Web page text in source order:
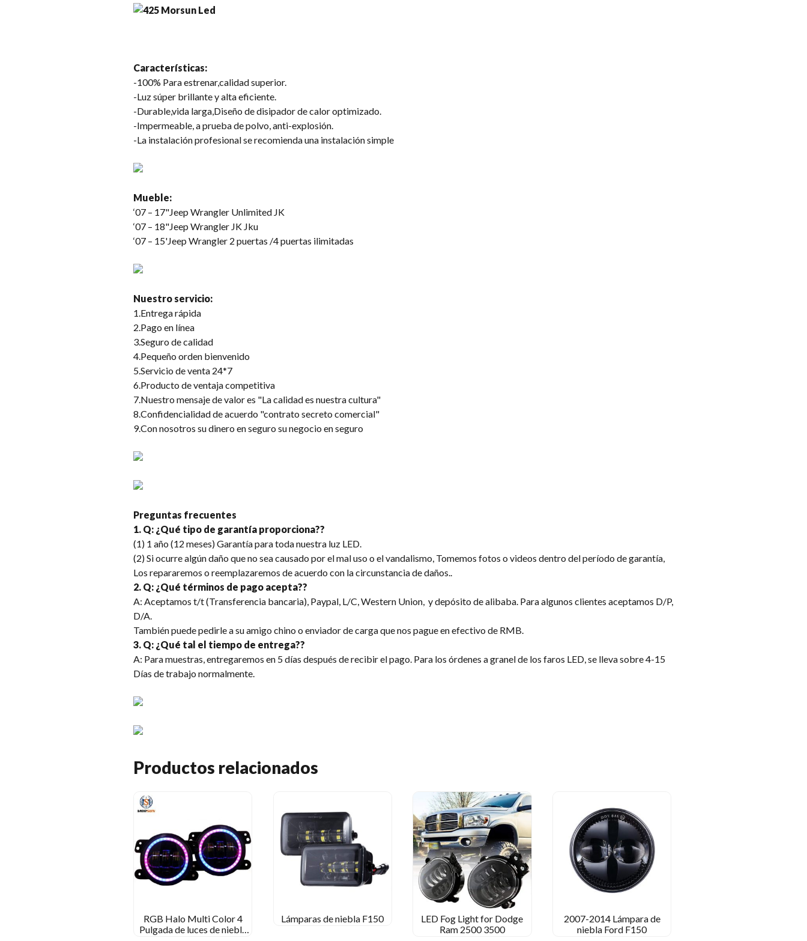
Características:
-100% Para estrenar,calidad superior.
-Luz súper brillante y alta eficiente.
-Durable,vida larga,Diseño de disipador de calor optimizado.
-Impermeable, a prueba de polvo, anti-explosión.
-La instalación profesional se recomienda una instalación simple
Mueble:
‘07 – 17"Jeep Wrangler Unlimited JK
‘07 – 18"Jeep Wrangler JK Jku
‘07 – 15'Jeep Wrangler 2 puertas /4 puertas ilimitadas
Nuestro servicio:
1.Entrega rápida
2.Pago en línea
3.Seguro de calidad
4.Pequeño orden bienvenido
5.Servicio de venta 24*7
6.Producto de ventaja competitiva
7.Nuestro mensaje de valor es "La calidad es nuestra cultura"
8.Confidencialidad de acuerdo "contrato secreto comercial"
9.Con nosotros su dinero en seguro su negocio en seguro
Preguntas frecuentes
1. Q: ¿Qué tipo de garantía proporciona??
(1) 1 año (12 meses) Garantía para toda nuestra luz LED.
(2) Si ocurre algún daño que no sea causado por el mal uso o el vandalismo, Tomemos fotos o videos dentro del período de garantía,
Los repararemos o reemplazaremos de acuerdo con la circunstancia de daños..
2. Q: ¿Qué términos de pago acepta??
A: Aceptamos t/t (Transferencia bancaria), Paypal, L/C, Western Union, y depósito de alibaba. Para algunos clientes aceptamos D/P,
D/A.
También puede pedirle a su amigo chino o enviador de carga que nos pague en efectivo de RMB.
3. Q: ¿Qué tal el tiempo de entrega??
A: Para muestras, entregaremos en 5 días después de recibir el pago. Para los órdenes a granel de los faros LED, se lleva sobre 4-15
Días de trabajo normalmente.
Productos relacionados
RGB Halo Multi Color 4
Pulgada de luces de niebla
Lámparas de niebla F150
LED Fog Light for Dodge
Ram2500 3500
2007-2014 Lámpara de
niebla Ford F150